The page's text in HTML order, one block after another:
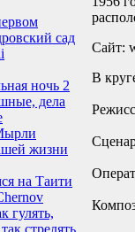
сад
ночь 2
дела
жизни
на Таити
гулять,
стрелять...
Сайт:
В